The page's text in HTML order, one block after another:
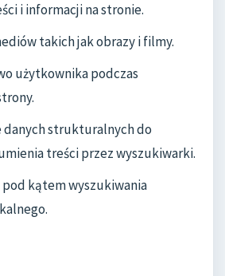
i informacji na stronie.
takich jak obrazy i filmy.
użytkownika podczas
danych strukturalnych do
treści przez wyszukiwarki.
kątem wyszukiwania